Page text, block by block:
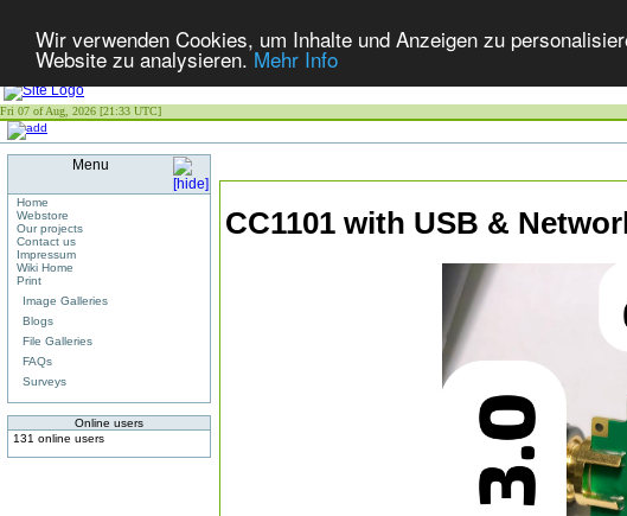
Wir verwenden Cookies, um Inhalte und Anzeigen zu
Website zu analysieren.Mehr Info
Fri 07 of Aug, 2026 [21:33 UTC]
Menu
Home
Webstore
Our projects
Contact us
Impressum
Wiki Home
Print
Image Galleries
Blogs
File Galleries
FAQs
Surveys
Online users
131 online users
CC1101 with USB &